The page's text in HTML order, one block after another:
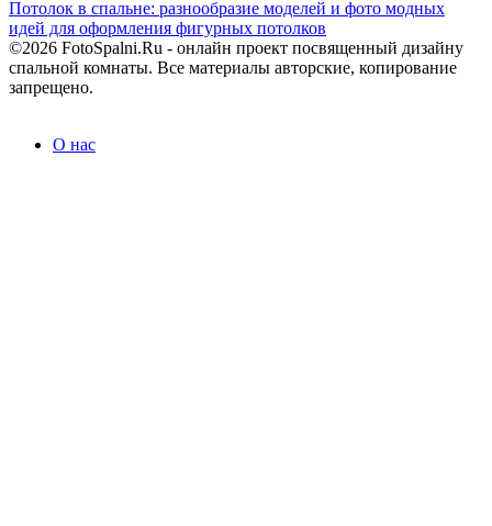
Потолок в спальне: разнообразие моделей и фото модных
идей для оформления фигурных потолков
©2026 FotoSpalni.Ru - онлайн проект посвященный дизайну
спальной комнаты. Все материалы авторские, копирование
запрещено.
О нас